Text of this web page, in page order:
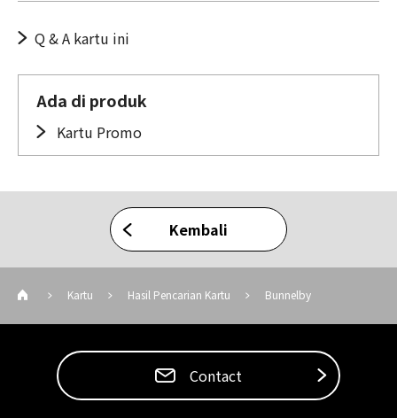
Q & A kartu ini
Ada di produk
Kartu Promo
Kembali
Kartu Hasil Pencarian Kartu Bunnelby
Contact